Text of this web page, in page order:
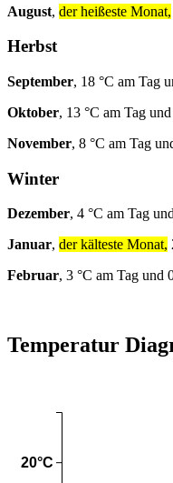
August, der heißeste Monat,
Herbst
September, 18 °C am Tag
Oktober, 13 °C am Tag
November, 8 °C am Tag
Winter
Dezember, 4 °C am Tag
Januar, der kälteste Monat,
Februar, 3 °C am Tag und
Temperatur